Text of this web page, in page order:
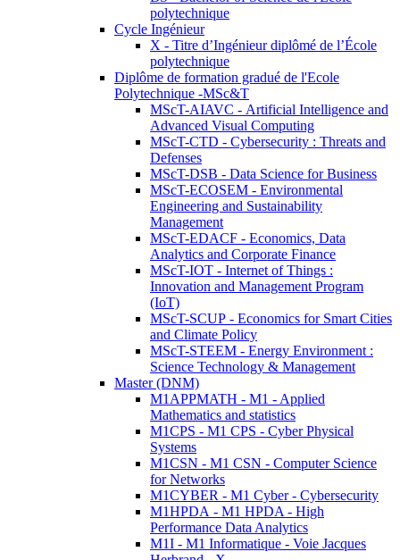
polytechnique
Cycle Ingénieur
X - Titre d’Ingénieur diplômé de l’École
polytechnique
Diplôme de formation gradué de l'Ecole
Polytechnique -MSc&T
MScT-AIAVC - Artificial Intelligence and
Advanced Visual Computing
MScT-CTD - Cybersecurity : Threats and
Defenses
MScT-DSB - Data Science for Business
MScT-ECOSEM - Environmental
Engineering and Sustainability
Management
MScT-EDACF - Economics, Data
Analytics and Corporate Finance
MScT-IOT - Internet of Things :
Innovation and Management Program
(IoT)
MScT-SCUP - Economics for Smart Cities
and Climate Policy
MScT-STEEM - Energy Environment :
Science Technology & Management
Master (DNM)
M1APPMATH - M1 - Applied
Mathematics and statistics
M1CPS - M1 CPS - Cyber Physical
Systems
M1CSN - M1 CSN - Computer Science
for Networks
M1CYBER - M1 Cyber - Cybersecurity
M1HPDA - M1 HPDA - High
Performance Data Analytics
M1I - M1 Informatique - Voie Jacques